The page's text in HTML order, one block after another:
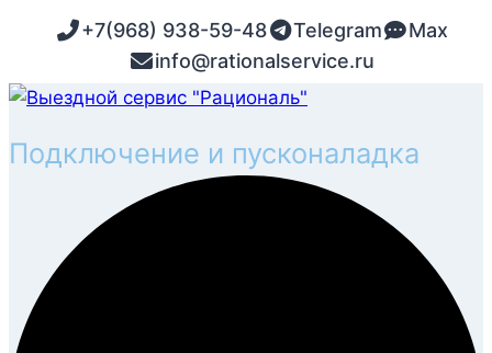
Перейти
содержимому
+7(968) 938-59-48 Telegram
Max
info@rationalservice.ru
Монтаж и демонтаж